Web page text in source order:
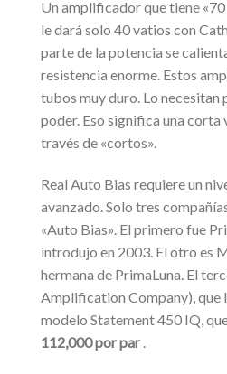
Un amplificador que tiene
le dará solo 40 vatios con
parte de la potencia se
resistencia enorme. Estos
tubos muy duro. Lo necesitan
poder. Eso significa una corta
través de «cortos».
Real Auto Bias requiere un
avanzado. Solo tres
«Auto Bias». El primero fue
introdujo en 2003. El otro es
hermana de PrimaLuna. El
Amplification Company), que
modelo Statement 450 IQ,
112,000 por par .